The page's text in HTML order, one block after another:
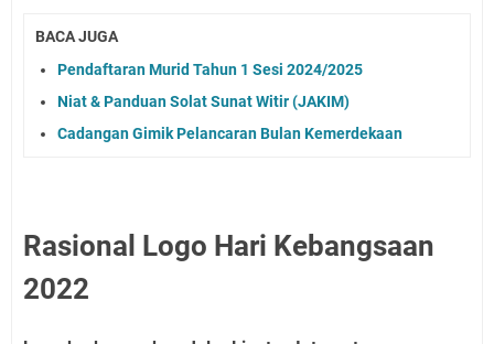
BACA JUGA
Pendaftaran Murid Tahun 1 Sesi 2024/2025
Niat & Panduan Solat Sunat Witir (JAKIM)
Cadangan Gimik Pelancaran Bulan Kemerdekaan
Rasional Logo Hari Kebangsaan
2022